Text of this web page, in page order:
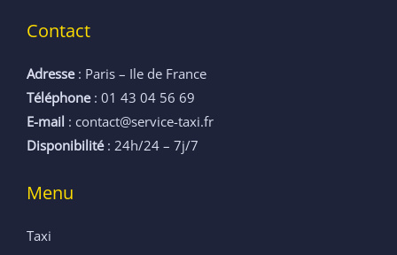
Contact
Adresse: Paris – Ile de France
Téléphone: 01 43 04 56 69
E-mail : contact@service-taxi.fr
Disponibilité: 24h/24 – 7j/7
Menu
Taxi